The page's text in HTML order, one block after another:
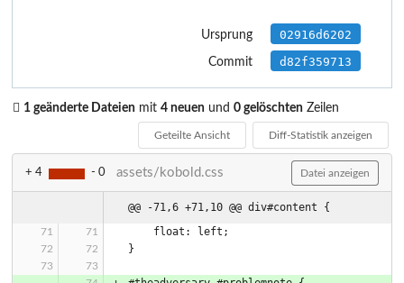
Ursprung 02916d6202
Commit d82f359713
1 geänderte Dateien mit 4 neuen und 0 gelöschten Zeilen
Geteilte Ansicht Diff-Statistik anzeigen
+ 4 - 0 assets/kobold.css Datei anzeigen
@@ -71,6 +71,10 @@ div#content {
    float: left;
}